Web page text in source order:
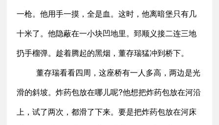
一枪。他用手一摸，全是血。这时，他离暗堡只有几
十米了。他隐蔽在一小块凹地里。郅顺义接二连三地
扔手榴弹。趁着腾起的黑烟，董存瑞猛冲到桥下。
董存瑞看看四周，这座桥有一人多高，两边是光
滑的斜坡。炸药包放在哪儿呢?他想把炸药包放在河沿
上，试了两次，都滑了下来。要是把炸药包放在河床